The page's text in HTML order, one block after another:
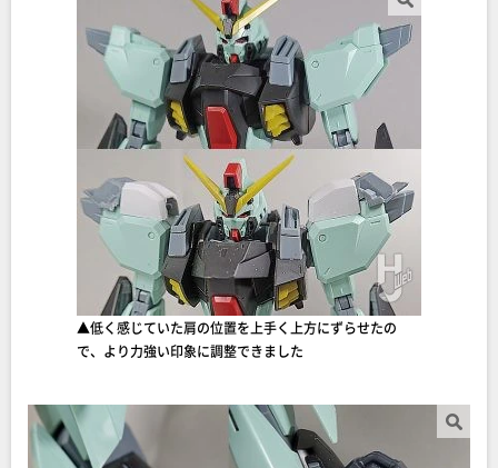
▲低く感じていた肩の位置を上手く上方にずらせたの
で、より力強い印象に調整できました